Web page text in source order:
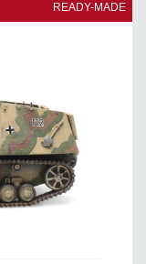
READY-MADE